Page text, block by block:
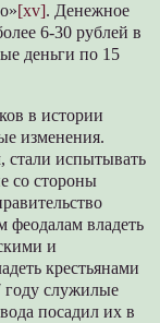
[xv]. Денежное
6-30 рублей в
деньги по 15
в истории
изменения.
испытывать
со стороны
феодалам владеть
и
крестьянами
году служилые
посадил их в